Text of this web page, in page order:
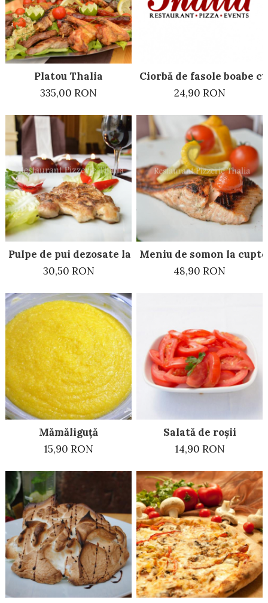
Preparate din vita
Preparate din peste
Garnituri
Salate
Sosuri
Desert
Platou Thalia
335,00 RON
Ciorbă de fasole boabe
24,90 RON
Pulpe de pui dezosate la grătar
30,50 RON
Meniu de somon la
48,90 RON
Mămăliguță
15,90 RON
Salată de roșii
14,90 RON